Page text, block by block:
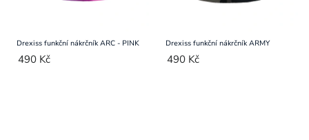
Drexiss funkční nákrčník ARC - PINK
490 Kč
Drexiss funkční nákrčník ARMY
490 Kč